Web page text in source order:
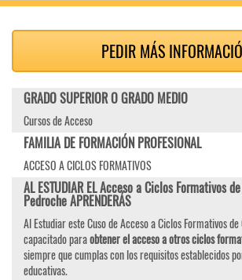
PEDIR MÁS
GRADO SUPERIOR O GRADO MEDIO
Cursos de Acceso
FAMILIA DE FORMACIÓN PROFESIONAL
ACCESO A CICLOS FORMATIVOS
AL ESTUDIAR EL Acceso a Ciclos Formativos
Pedroche APRENDERÁS
Al Estudiar este Cuso de Acceso a Ciclos Formativos
capacitado paraobtener el acceso a otros ciclos
siempre que cumplas con los requisitos establecidos
educativas.